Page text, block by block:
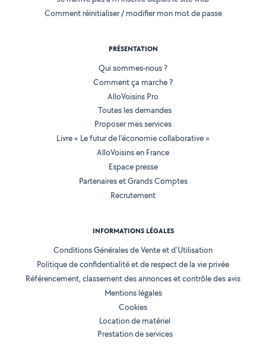
Comment réinitialiser / modifier mon mot de passe
PRÉSENTATION
Qui sommes-nous ?
Comment ça marche ?
AlloVoisins Pro
Toutes les demandes
Proposer mes services
Livre « Le futur de l'économie collaborative »
AlloVoisins en France
Espace presse
Partenaires et Grands Comptes
Recrutement
INFORMATIONS LÉGALES
Conditions Générales de Vente et d'Utilisation
Politique de confidentialité et de respect de la vie privée
Référencement, classement des annonces et contrôle des avis
Mentions légales
Cookies
Location de matériel
Prestation de services